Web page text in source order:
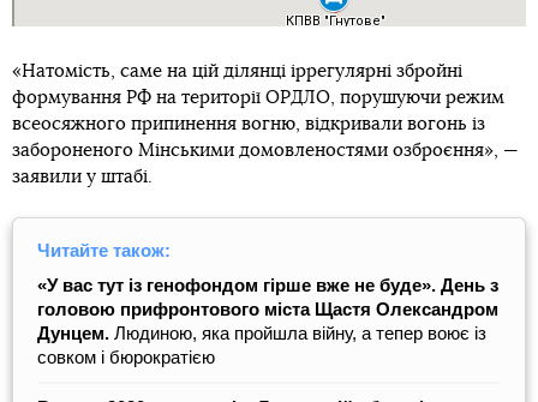
«Натомість, саме на цій ділянці іррегулярні збройні
формування РФ на території ОРДЛО, порушуючи режим
всеосяжного припинення вогню, відкривали вогонь із
забороненого Мінськими домовленостями озброєння», —
заявили у штабі.
Читайте також:
«У вас тут із генофондом гірше вже не буде». День з
головою прифронтового міста Щастя Олександром
Дунцем. Людиною, яка пройшла війну, а тепер воює із
совком і бюрократією